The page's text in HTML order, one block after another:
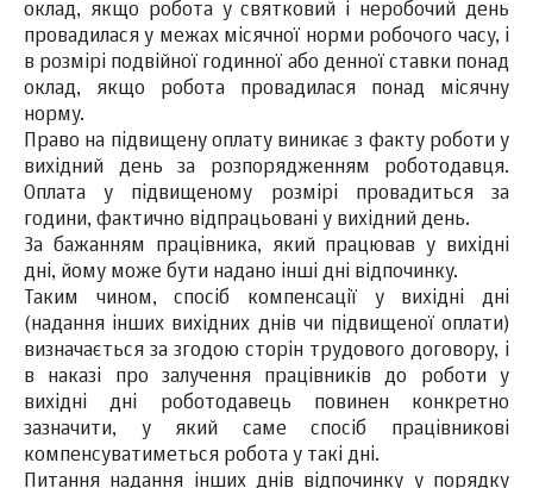
оклад, якщо робота у святковий і неробочий день
провадилася у межах місячної норми робочого часу, і
в розмірі подвійної годинної або денної ставки понад
оклад, якщо робота провадилася понад місячну
норму.
Право на підвищену оплату виникає з факту роботи у
вихідний день за розпорядженням роботодавця.
Оплата у підвищеному розмірі провадиться за
години, фактично відпрацьовані у вихідний день.
За бажанням працівника, який працював у вихідні
дні, йому може бути надано інші дні відпочинку.
Таким чином, спосіб компенсації у вихідні дні
(надання інших вихідних днів чи підвищеної оплати)
визначається за згодою сторін трудового договору, і
в наказі про залучення працівників до роботи у
вихідні дні роботодавець повинен конкретно
зазначити, у який саме спосіб працівникові
компенсуватиметься робота у такі дні.
Питання надання інших днів відпочинку у порядку